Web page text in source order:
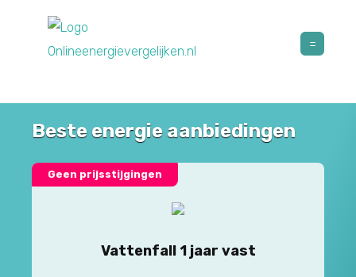
Beste energie aanbiedingen
Geen prijsstijgingen
Vattenfall 1 jaar vast